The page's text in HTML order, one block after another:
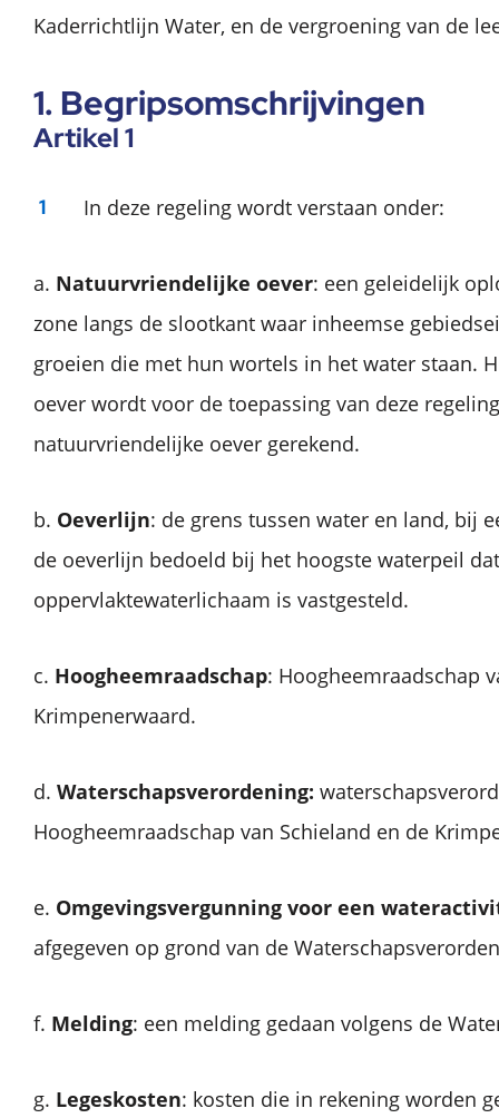
Kaderrichtlijn Water, en de vergroening van de
1. Begripsomschrijvingen
Artikel 1
In deze regeling wordt verstaan onder:
a. Natuurvriendelijke oever: een geleidelijk
zone langs de slootkant waar inheemse
groeien die met hun wortels in het water staan.
oever wordt voor de toepassing van deze
natuurvriendelijke oever gerekend.
b. Oeverlijn: de grens tussen water en land, bij
de oeverlijn bedoeld bij het hoogste waterpeil
oppervlaktewaterlichaam is vastgesteld.
c. Hoogheemraadschap: Hoogheemraadschap
Krimpenerwaard.
d. Waterschapsverordening:
Hoogheemraadschap van Schieland en de
e. Omgevingsvergunning voor een
afgegeven op grond van de
f. Melding: een melding gedaan volgens de
g. Legeskosten: kosten die in rekening worden